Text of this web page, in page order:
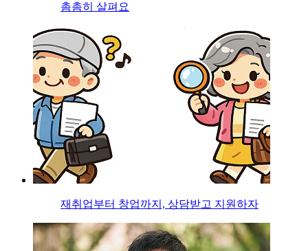
촘촘히 살펴요
재취업부터 창업까지, 상담받고 지원하자